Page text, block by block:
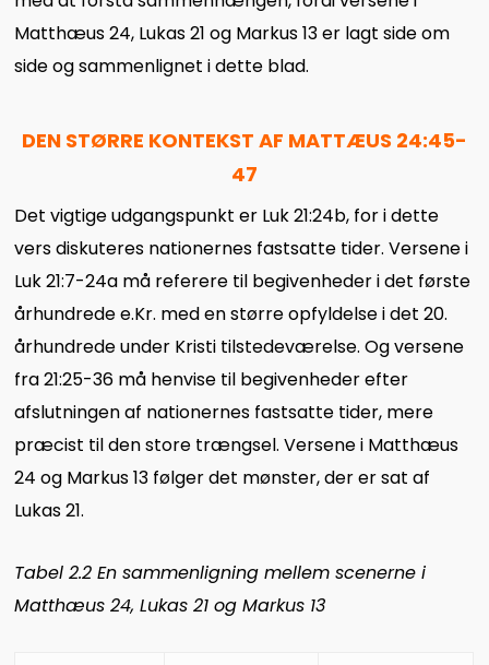
Matthæus 24, Lukas 21 og Markus 13 er lagt side om
side og sammenlignet i dette blad.
DEN STØRRE KONTEKST AF MATTÆUS 24:45-
47
Det vigtige udgangspunkt er Luk 21:24b, for i dette
vers diskuteres nationernes fastsatte tider. Versene i
Luk 21:7-24a må referere til begivenheder i det første
århundrede e.Kr. med en større opfyldelse i det 20.
århundrede under Kristi tilstedeværelse. Og versene
fra 21:25-36 må henvise til begivenheder efter
afslutningen af nationernes fastsatte tider, mere
præcist til den store trængsel. Versene i Matthæus
24 og Markus 13 følger det mønster, der er sat af
Lukas 21.
Tabel 2.2 En sammenligning mellem scenerne i
Matthæus 24, Lukas 21 og Markus 13